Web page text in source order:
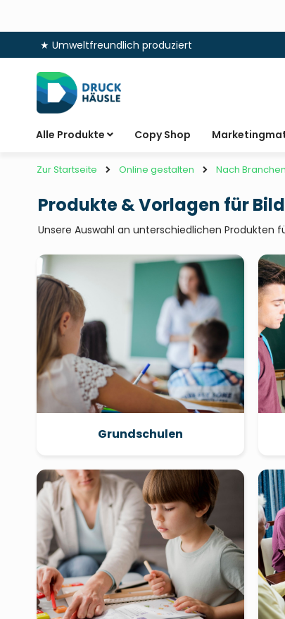
★ Umweltfreundlich produziert
Inhalt
springen
Alle Produkte Copy Shop
Zur Startseite Online gestalten Nach Branchen
Produkte & Vorlagen für
Unsere Auswahl an unterschiedlichen Produkten
Grundschulen